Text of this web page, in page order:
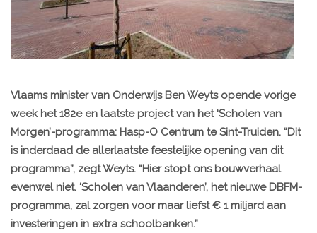
Vlaams minister van Onderwijs Ben Weyts opende vorige
week het 182e en laatste project van het ‘Scholen van
Morgen’-programma: Hasp-O Centrum te Sint-Truiden. “Dit
is inderdaad de allerlaatste feestelijke opening van dit
programma”, zegt Weyts. “Hier stopt ons bouwverhaal
evenwel niet. ‘Scholen van Vlaanderen’, het nieuwe DBFM-
programma, zal zorgen voor maar liefst € 1 miljard aan
investeringen in extra schoolbanken.”